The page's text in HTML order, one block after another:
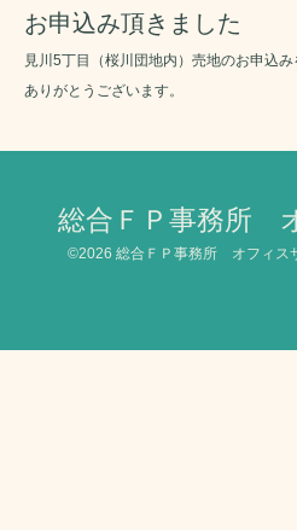
お申込み頂きました
見川5丁目（桜川団地内）売地のお申込み
ありがとうございます。
総合ＦＰ事務所
©2026 総合ＦＰ事務所 オフィス